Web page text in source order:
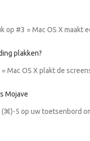
#3 = Mac OS X
plakken?
Mac OS X plakt de
Mojave
(⌘)-5 op uw toetsenbord